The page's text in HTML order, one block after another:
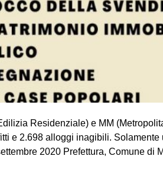
Residenziale) e MM
e 2.698 alloggi inagibili.
2020 Prefettura, Comune